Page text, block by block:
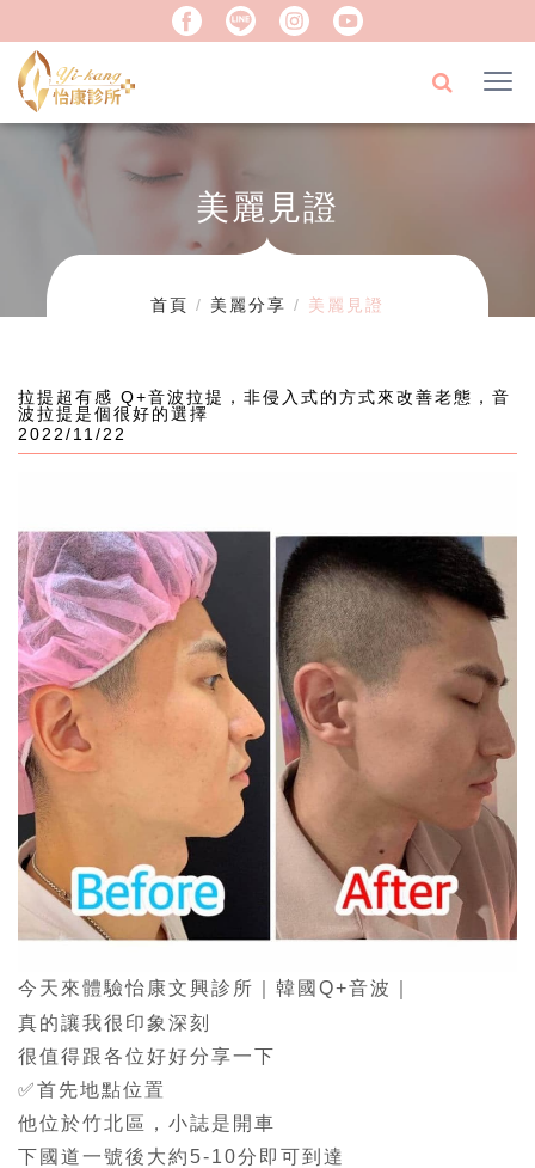
美麗見證
首頁 美麗分享 美麗見證
拉提超有感 Q+音波拉提，非侵入式的方式來改善老態，音
波拉提是個很好的選擇
2022/11/22
今天來體驗怡康文興診所｜韓國Q+音波｜
真的讓我很印象深刻
很值得跟各位好好分享一下
✅首先地點位置
他位於竹北區，小誌是開車
下國道一號後大約5-10分即可到達